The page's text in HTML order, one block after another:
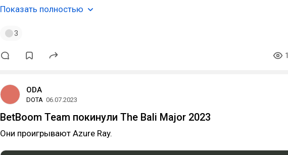
Показать полностью
3
ODA
DOTA 06.07.2023
BetBoom Team покинули The Bali Major 2023
Они проигрывают Azure Ray.